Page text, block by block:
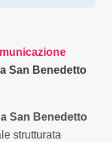
San Benedetto
San Benedetto
strutturata